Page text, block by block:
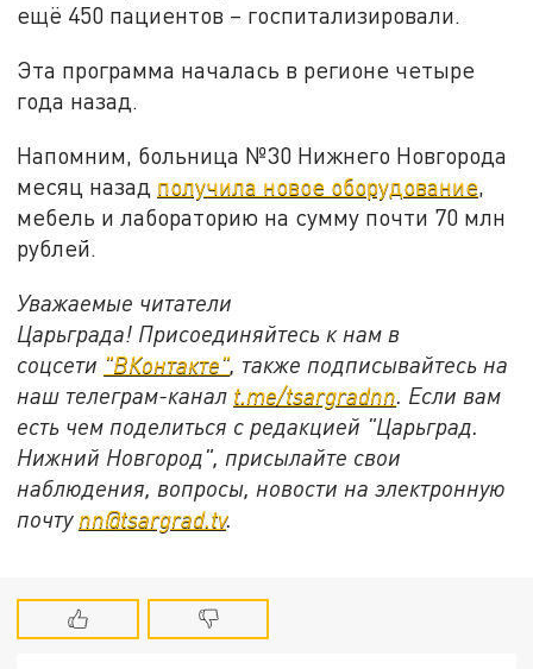
ещё 450 пациентов – госпитализировали.
Эта программа началась в регионе четыре
года назад.
Напомним, больница №30 Нижнего Новгорода
месяц назад получила новое оборудование,
мебель и лабораторию на сумму почти 70 млн
рублей.
Уважаемые читатели
Царьграда! Присоединяйтесь к нам в
соцсети "ВКонтакте" , также подписывайтесь на
наш телеграм-канал t.me/tsargradnn . Если вам
есть чем поделиться с редакцией "Царьград.
Нижний Новгород", присылайте свои
наблюдения, вопросы, новости на электронную
почту nn@tsargrad.tv.